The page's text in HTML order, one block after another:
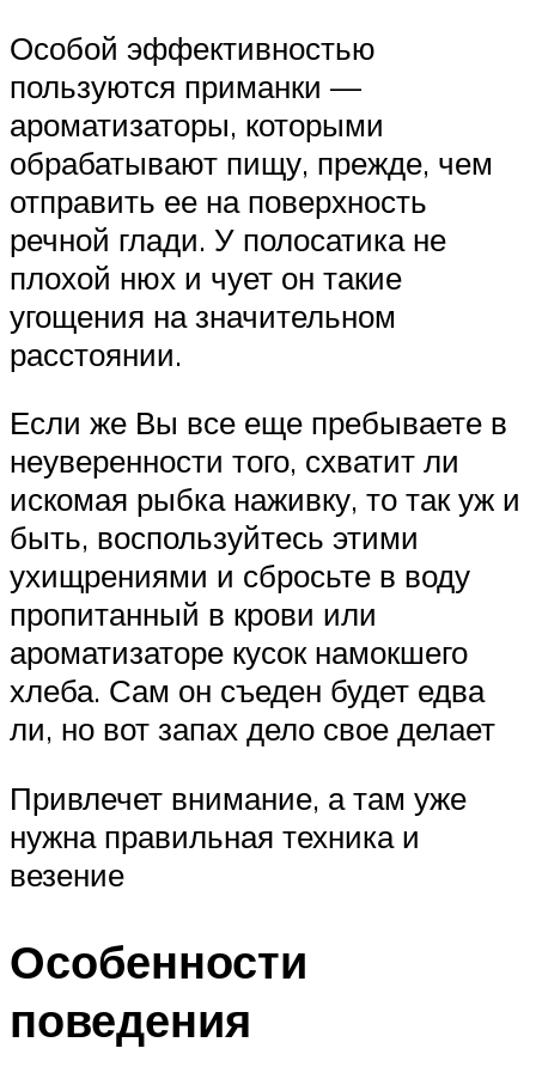
Особой эффективностью
пользуются приманки —
ароматизаторы, которыми
обрабатывают пищу, прежде, чем
отправить ее на поверхность
речной глади. У полосатика не
плохой нюх и чует он такие
угощения на значительном
расстоянии.
Если же Вы все еще пребываете в
неуверенности того, схватит ли
искомая рыбка наживку, то так уж и
быть, воспользуйтесь этими
ухищрениями и сбросьте в воду
пропитанный в крови или
ароматизаторе кусок намокшего
хлеба. Сам он съеден будет едва
ли, но вот запах дело свое делает
Привлечет внимание, а там уже
нужна правильная техника и
везение
Особенности
поведения